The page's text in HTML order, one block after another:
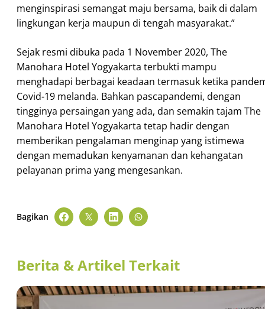
menginspirasi semangat maju bersama, baik di dalam
lingkungan kerja maupun di tengah masyarakat.”
Sejak resmi dibuka pada 1 November 2020, The
Manohara Hotel Yogyakarta terbukti mampu
menghadapi berbagai keadaan termasuk ketika
Covid-19 melanda. Bahkan pascapandemi, dengan
tingginya persaingan yang ada, dan semakin tajam The
Manohara Hotel Yogyakarta tetap hadir dengan
memberikan pengalaman menginap yang istimewa
dengan memadukan kenyamanan dan kehangatan
pelayanan prima yang mengesankan.
Bagikan
Berita & Artikel Terkait